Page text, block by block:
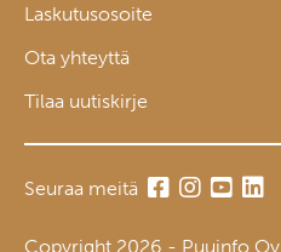
Laskutusosoite
Ota yhteyttä
Tilaa uutiskirje
Seuraa meitä
Copyright 2026 - Puuinfo Oy